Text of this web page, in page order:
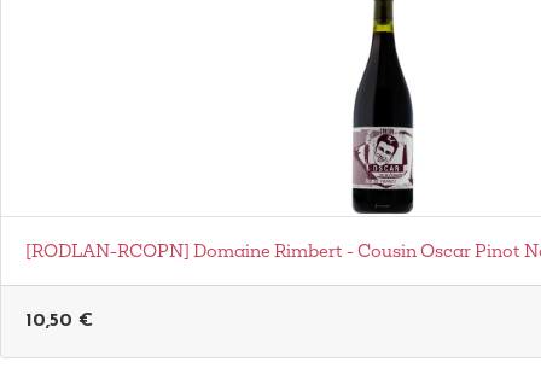
[RODLAN-RCOPN] Domaine Rimbert - Cousin Oscar Pinot
10,50 €